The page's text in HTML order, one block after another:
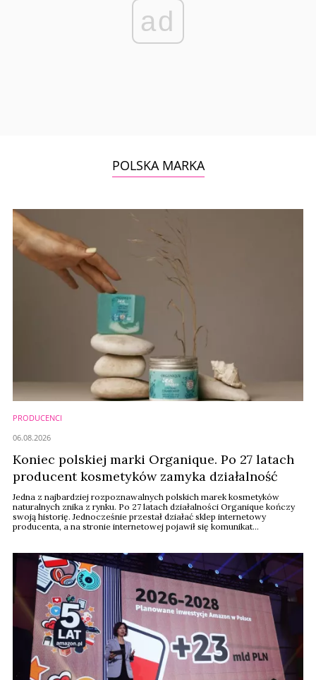
ad
POLSKA MARKA
PRODUCENCI
Koniec polskiej marki Organique. Po 27 latach
producent kosmetyków zamyka działalność
Jedna z najbardziej rozpoznawalnych polskich marek kosmetyków
naturalnych znika z rynku. Po 27 latach działalności Organique kończy
swoją historię. Jednocześnie przestał działać sklep internetowy
producenta, a na stronie internetowej pojawił się komunikat
06.08.2026